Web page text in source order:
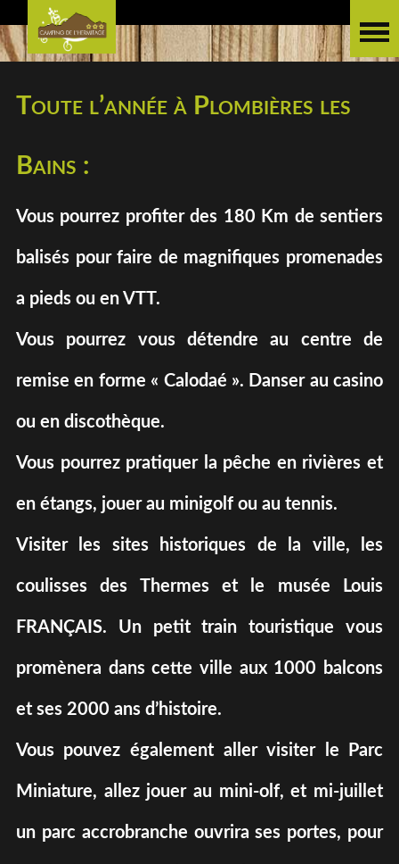
Toute l’année à Plombières les
Bains :
Vous pourrez profiter des 180 Km de sentiers
balisés pour faire de magnifiques promenades
a pieds ou en VTT.
Vous pourrez vous détendre au centre de
remise en forme « Calodaé ». Danser au casino
ou en discothèque.
Vous pourrez pratiquer la pêche en rivières et
en étangs, jouer au minigolf ou au tennis.
Visiter les sites historiques de la ville, les
coulisses des Thermes et le musée Louis
FRANÇAIS. Un petit train touristique vous
promènera dans cette ville aux 1000 balcons
et ses 2000 ans d’histoire.
Vous pouvez également aller visiter le Parc
Miniature, allez jouer au mini-olf, et mi-juillet
un parc accrobranche ouvrira ses portes, pour